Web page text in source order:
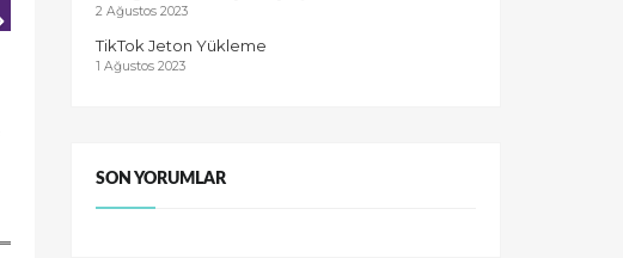
2 Ağustos 2023
TikTok Jeton Yükleme
1 Ağustos 2023
SON YORUMLAR